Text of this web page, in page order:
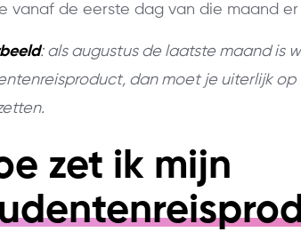
vanaf de eerste dag van die maand
: als augustus de laatste maand is
dan moet je uiterlijk
zet ik mijn